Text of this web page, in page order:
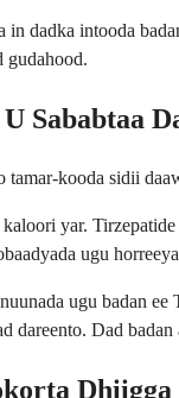
in dadka intooda
gudahood.
Sababtaa
tamar-kooda sidii
kaloori yar.
ugu
ugu badan
dareento. Dad